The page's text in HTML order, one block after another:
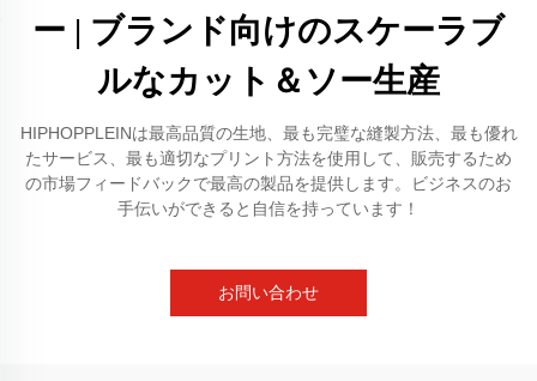
ー | ブランド向けのスケーラブ
ルなカット＆ソー生産
HIPHOPPLEINは最高品質の生地、最も完璧な縫製方法、最も優れ
たサービス、最も適切なプリント方法を使用して、販売するため
の市場フィードバックで最高の製品を提供します。ビジネスのお
手伝いができると自信を持っています！
お問い合わせ